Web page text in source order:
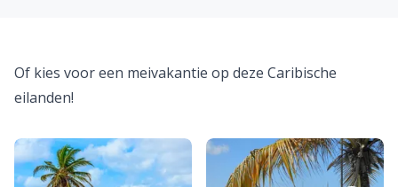
Of kies voor een meivakantie op deze Caribische